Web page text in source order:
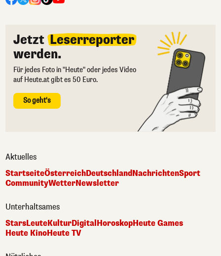
Jetzt Leserreporter
werden.
Für jedes Foto in "Heute" oder jedes Video
auf Heute.at gibt es 50 Euro.
So geht's
Aktuelles
StartseiteÖsterreichDeutschlandNachrichtenSport
CommunityWetterNewsletter
Unterhaltsames
StarsLeuteKulturDigital HoroskopHeute Games
Heute KinoHeute TV